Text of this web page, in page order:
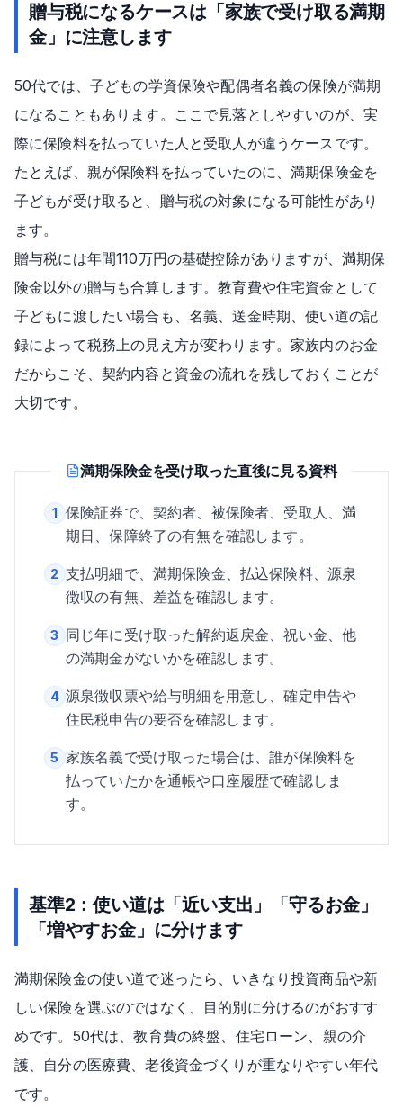
贈与税になるケースは「家族で受け取る満期
金」に注意します
50代では、子どもの学資保険や配偶者名義の保険が満期
になることもあります。ここで見落としやすいのが、実
際に保険料を払っていた人と受取人が違うケースです。
たとえば、親が保険料を払っていたのに、満期保険金を
子どもが受け取ると、贈与税の対象になる可能性があり
ます。
贈与税には年間110万円の基礎控除がありますが、満期保
険金以外の贈与も合算します。教育費や住宅資金として
子どもに渡したい場合も、名義、送金時期、使い道の記
録によって税務上の見え方が変わります。家族内のお金
だからこそ、契約内容と資金の流れを残しておくことが
大切です。
満期保険金を受け取った直後に見る資料
1 保険証券で、契約者、被保険者、受取人、満
期日、保障終了の有無を確認します。
2 支払明細で、満期保険金、払込保険料、源泉
徴収の有無、差益を確認します。
3 同じ年に受け取った解約返戻金、祝い金、他
の満期金がないかを確認します。
4 源泉徴収票や給与明細を用意し、確定申告や
住民税申告の要否を確認します。
5 家族名義で受け取った場合は、誰が保険料を
払っていたかを通帳や口座履歴で確認しま
す。
基準2：使い道は「近い支出」「守るお金」
「増やすお金」に分けます
満期保険金の使い道で迷ったら、いきなり投資商品や新
しい保険を選ぶのではなく、目的別に分けるのがおすす
めです。50代は、教育費の終盤、住宅ローン、親の介
護、自分の医療費、老後資金づくりが重なりやすい年代
です。